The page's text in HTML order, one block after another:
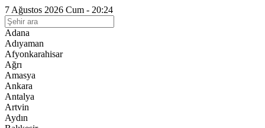
7 Ağustos 2026 Cum - 20:24
Adana
Adıyaman
Afyonkarahisar
Ağrı
Amasya
Ankara
Antalya
Artvin
Aydın